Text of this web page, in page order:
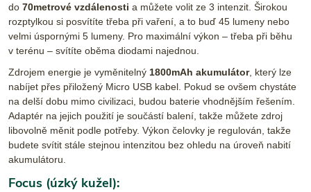
do 70metrové vzdálenosti a můžete volit ze 3 intenzit. Širokou
rozptylkou si posvítíte třeba při vaření, a to buď 45 lumeny nebo
velmi úspornými 5 lumeny. Pro maximální výkon – třeba při běhu
v terénu – svítíte oběma diodami najednou.
Zdrojem energie je vyměnitelný 1800mAh akumulátor, který lze
nabíjet přes přiložený Micro USB kabel. Pokud se ovšem chystáte
na delší dobu mimo civilizaci, budou baterie vhodnějším řešením.
Adaptér na jejich použití je součástí balení, takže můžete zdroj
libovolně měnit podle potřeby. Výkon čelovky je regulován, takže
budete svítit stále stejnou intenzitou bez ohledu na úroveň nabití
akumulátoru.
Focus (úzký kužel):